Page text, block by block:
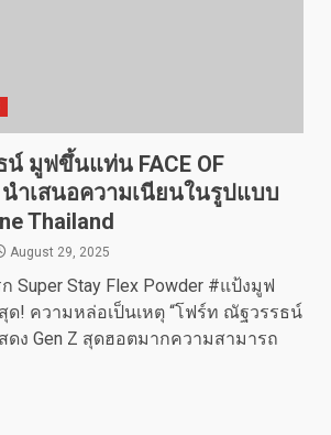
มูฟขึ้นแท่น FACE OF
นำเสนอความเนียนในรูปแบบ
Thailand
August 29, 2025
Super Stay Flex Powder #แป้งมูฟ
ด! ความหล่อเป็นเหตุ “โฟร์ท ณัฐวรรธน์
ง Gen Z สุดฮอตมากความสามารถ